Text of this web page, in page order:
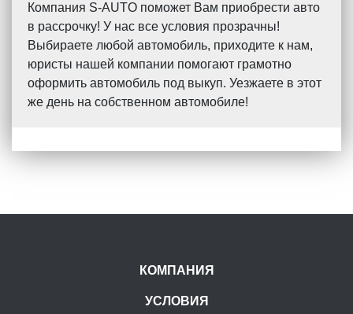
Компания S-AUTO поможет Вам приобрести авто
в рассрочку! У нас все условия прозрачны!
Выбираете любой автомобиль, приходите к нам,
юристы нашей компании помогают грамотно
оформить автомобиль под выкуп. Уезжаете в этот
же день на собственном автомобиле!
КОМПАНИЯ
УСЛОВИЯ